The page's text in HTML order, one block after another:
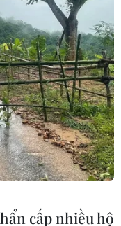
kiện nhiệt
nóng lên ở mức
công nghiệp vẫn sẽ
mức nhiệt nguy
cấp nhiều hộ